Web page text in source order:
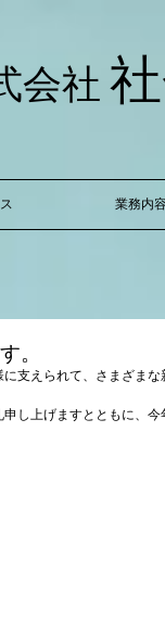
会社
業務内
。
支えられて、さまざま
し上げますとともに、